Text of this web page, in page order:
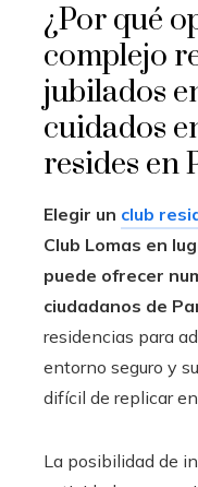
¿Por qué
complejo
jubilados
cuidados
resides en
Elegir un club
Club Lomas en
puede ofrecer
ciudadanos de
residencias para
entorno seguro y
difícil de replicar
La posibilidad de